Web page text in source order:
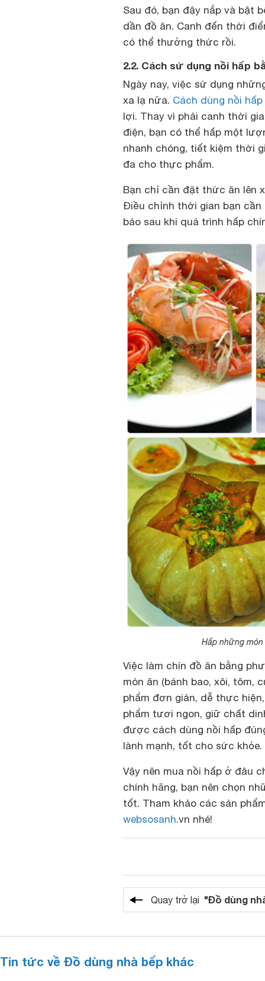
Sau đó, bạn đậy nắp và bật
dần đồ ăn. Canh đến thời
có thể thưởng thức rồi.
2.2. Cách sử dụng nồi hấp
Ngày nay, việc sử dụng
xa lạ nữa. Cách dùng nồi hấp
lợi. Thay vì phải canh thời
điện, bạn có thể hấp một
nhanh chóng, tiết kiệm thời
đa cho thực phẩm.
Bạn chỉ cần đặt thức ăn lên
Điều chỉnh thời gian bạn
báo sau khi quá trình hấp
Hấp những
Việc làm chín đồ ăn bằng
món ăn (bánh bao, xôi, tôm,
phẩm đơn giản, dễ thực
phẩm tươi ngon, giữ chất
được cách dùng nồi hấp
lành mạnh, tốt cho sức khỏe.
Vậy nên mua nồi hấp ở đâu
chính hãng, bạn nên chọn
tốt. Tham khảo các sản
websosanh.vn nhé!
Quay trở lại "Đồ dùng
Tin tức về Đồ dùng nhà bếp khác